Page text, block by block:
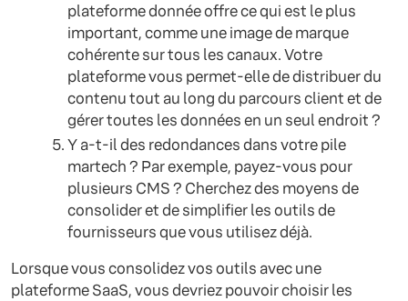
plateforme donnée offre ce qui est le plus
important, comme une image de marque
cohérente sur tous les canaux. Votre
plateforme vous permet-elle de distribuer du
contenu tout au long du parcours client et de
gérer toutes les données en un seul endroit ?
Y a-t-il des redondances dans votre pile
martech ? Par exemple, payez-vous pour
plusieurs CMS ? Cherchez des moyens de
consolider et de simplifier les outils de
fournisseurs que vous utilisez déjà.
Lorsque vous consolidez vos outils avec une
plateforme SaaS, vous devriez pouvoir choisir les